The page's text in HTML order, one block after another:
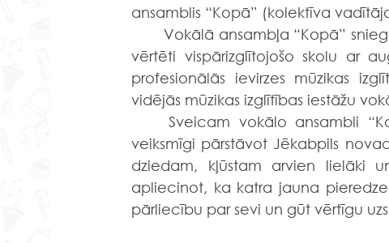
ansamblis “Kopā” (kolektīva
	Vokālā ansambļa “Kopā” sniegums tika attiecināts A grupas kritērijiem, kurā tiek
vērtēti vispārizglītojošo skolu ar
profesionālās ievirzes mūzikas
vidējās mūzikas izglītības iestāžu
veiksmīgi pārstāvot Jēkabpils
dziedam, kļūstam arvien lielāki
apliecinot, ka katra jauna
pārliecību par sevi un gūt vērtīgu